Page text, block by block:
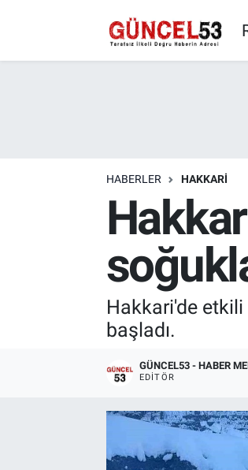
HABERLER HAKKARI
Hakkari'de
başladı.
GÜNCEL53 - HABER
EDITÖR